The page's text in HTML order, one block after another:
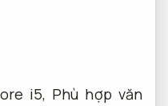
i5, Phù hợp văn